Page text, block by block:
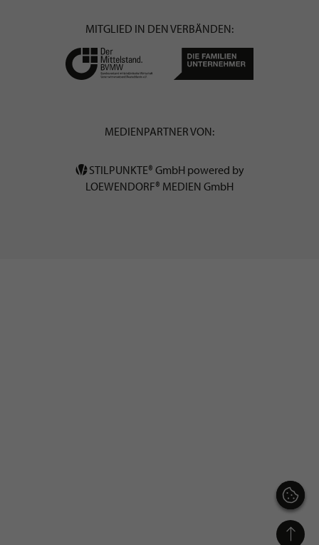
MITGLIED IN DEN VERBÄNDEN:
MEDIENPARTNER VON:
STILPUNKTE® GmbH powered by
LOEWENDORF® MEDIEN GmbH